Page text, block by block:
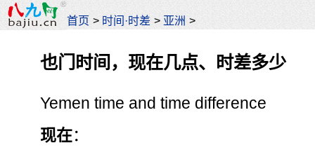
首页 > 时间·时差 > 亚洲 >
也门时间，现在几点、时差多少
Yemen time and time difference
现在：